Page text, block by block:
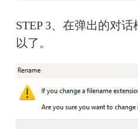
STEP 3、在弹出的对
以了。